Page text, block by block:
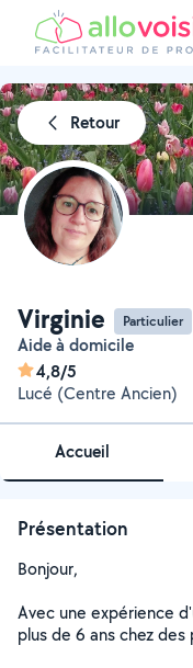
Retour
Virginie Particulier
Aide à domicile
4,8/5
Lucé (Centre Ancien)
Accueil
Présentation
Bonjour,
Avec une expérience
plus de 6 ans chez